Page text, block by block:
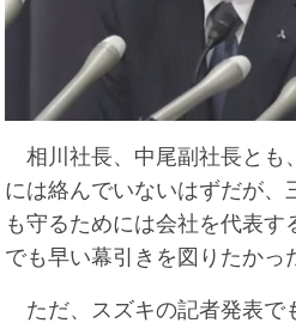
相川社長、中尾副社長とも
には絡んでいないはずだが、
も守るためには会社を代表す
でも早い幕引きを図りたかっ
ただ、スズキの記者発表で